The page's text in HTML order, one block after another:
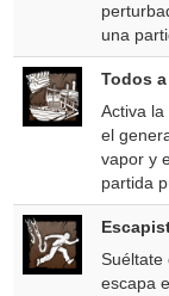
una
Todos
Activa
el
vapor y
partida
Suéltate
escapa